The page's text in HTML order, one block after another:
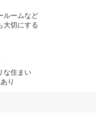
ルームなど
大切にする
な住まい
り